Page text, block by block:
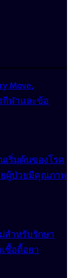
Move,
กีฬาและข้อ
เริ่มต้นของโรค
ผู้ป่วยมีคุณภาพ
สำหรับรักษา
ชื้อดื้อยา